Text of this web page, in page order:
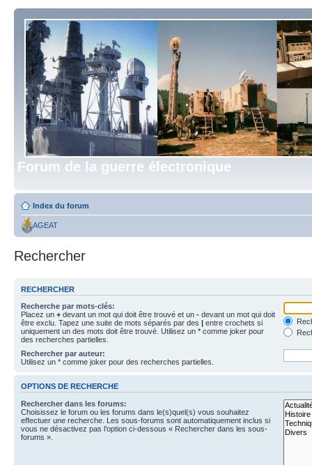
Forum de la guerre électronique
Index du forum
AGEAT
Rechercher
RECHERCHER
Recherche par mots-clés:
Placez un + devant un mot qui doit être trouvé et un - devant un mot qui doit
être exclu. Tapez une suite de mots séparés par des | entre crochets si
uniquement un des mots doit être trouvé. Utilisez un * comme joker pour
des recherches partielles.
Rechercher par auteur:
Utilisez un * comme joker pour des recherches partielles.
OPTIONS DE RECHERCHE
Rechercher dans les forums:
Choisissez le forum ou les forums dans le(s)quel(s) vous souhaitez
effectuer une recherche. Les sous-forums sont automatiquement inclus si
vous ne désactivez pas l’option ci-dessous « Rechercher dans les sous-
forums ».